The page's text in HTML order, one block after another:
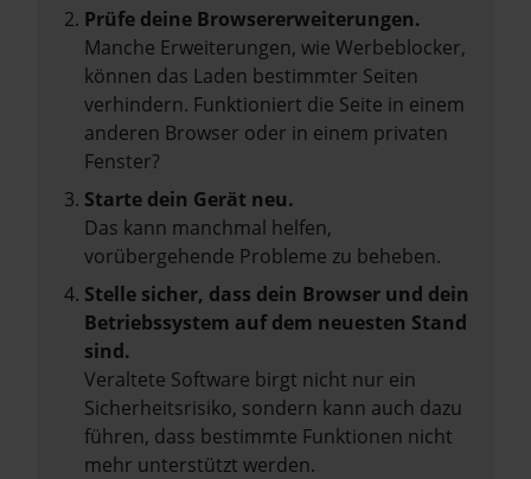
Prüfe deine Browsererweiterungen.
Manche Erweiterungen, wie Werbeblocker,
können das Laden bestimmter Seiten
verhindern. Funktioniert die Seite in einem
anderen Browser oder in einem privaten
Fenster?
Starte dein Gerät neu.
Das kann manchmal helfen,
vorübergehende Probleme zu beheben.
Stelle sicher, dass dein Browser und dein
Betriebssystem auf dem neuesten Stand
sind.
Veraltete Software birgt nicht nur ein
Sicherheitsrisiko, sondern kann auch dazu
führen, dass bestimmte Funktionen nicht
mehr unterstützt werden.